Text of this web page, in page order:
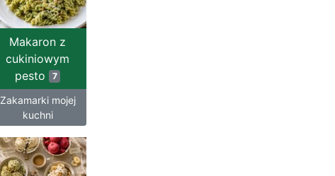
Makaron z
cukiniowym
pesto
7
Zakamarki mojej
kuchni